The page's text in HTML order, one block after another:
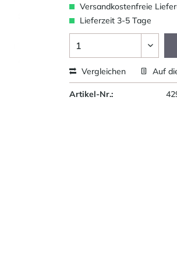
Versandkostenfreie
Lieferzeit 3-5 Tage
Vergleichen Auf
Artikel-Nr.: